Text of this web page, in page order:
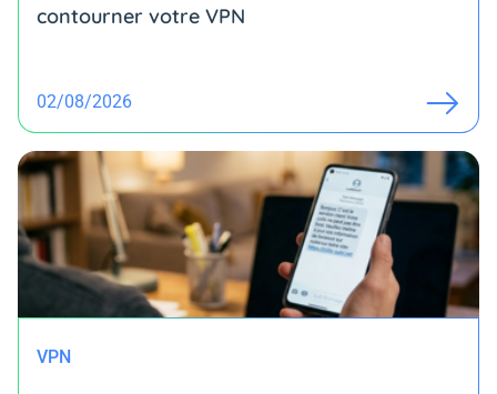
contourner votre VPN
02/08/2026
VPN